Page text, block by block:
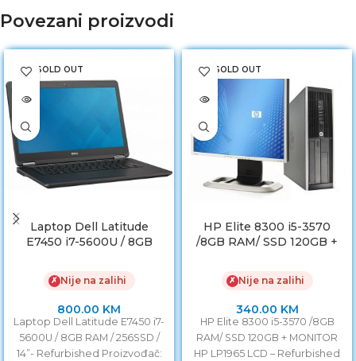
Povezani proizvodi
SOLD OUT
Laptop Dell Latitude
E7450 i7-5600U / 8GB
✗ Nije na zalihi
800.00 KM
Laptop Dell Latitude E7450 i7-
5600U / 8GB RAM / 256SSD /
14”- Refurbished Proizvođač:
SOLD OUT
HP Elite 8300 i5-3570
/8GB RAM/ SSD 120GB +
✗ Nije na zalihi
340.00 KM
HP Elite 8300 i5-3570 /8GB
RAM/ SSD 120GB + MONITOR
HP LP1965 LCD – Refurbished